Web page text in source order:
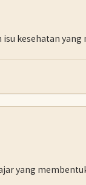
kesehatan
yang